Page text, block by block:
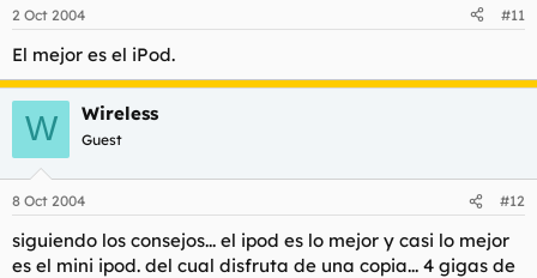
2 Oct 2004 #11
El mejor es el iPod.
W Wireless
Guest
8 Oct 2004 #12
siguiendo los consejos... el ipod es lo mejor y casi lo mejor
es el mini ipod. del cual disfruta de una copia... 4 gigas de